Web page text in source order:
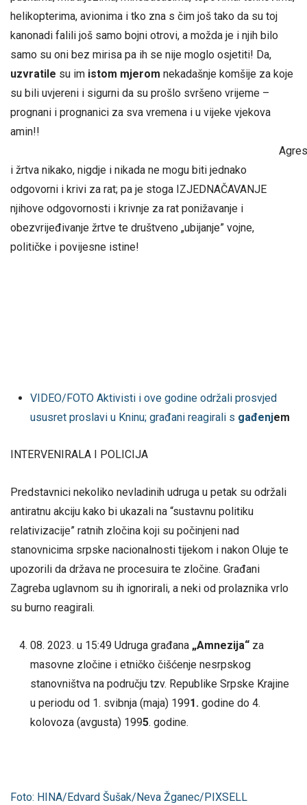
helikopterima, avionima i tko zna s čim još tako da su toj
kanonadi falili još samo bojni otrovi, a možda je i njih bilo
samo su oni bez mirisa pa ih se nije moglo osjetiti! Da,
uzvratile su im istom mjerom nekadašnje komšije za koje
su bili uvjereni i sigurni da su prošlo svršeno vrijeme –
prognani i prognanici za sva vremena i u vijeke vjekova
amin!!
i žrtva nikako, nigdje i nikada ne mogu biti jednako
odgovorni i krivi za rat; pa je stoga IZJEDNAČAVANJE
njihove odgovornosti i krivnje za rat ponižavanje i
obezvrijeđivanje žrtve te društveno „ubijanje” vojne,
političke i povijesne istine!
VIDEO/FOTO Aktivisti i ove godine održali prosvjed
ususret proslavi u Kninu; građani reagirali s gađenjem
INTERVENIRALA I POLICIJA
Predstavnici nekoliko nevladinih udruga u petak su održali
antiratnu akciju kako bi ukazali na “sustavnu politiku
relativizacije” ratnih zločina koji su počinjeni nad
stanovnicima srpske nacionalnosti tijekom i nakon Oluje te
upozorili da država ne procesuira te zločine. Građani
Zagreba uglavnom su ih ignorirali, a neki od prolaznika vrlo
su burno reagirali.
08. 2023. u 15:49 Udruga građana „Amnezija“za
masovne zločine i etničko čišćenje nesrpskog
stanovništva na području tzv. Republike Srpske Krajine
u periodu od 1. svibnja (maja) 1991.godine do 4.
kolovoza (avgusta) 1995. godine.
Foto: HINA/Edvard Šušak/Neva Žganec/PIXSELL